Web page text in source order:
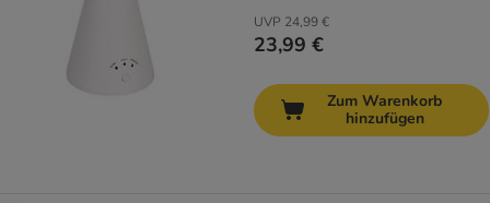
UVP 24,99 €
23,99 €
Zum Warenkorb
hinzufügen